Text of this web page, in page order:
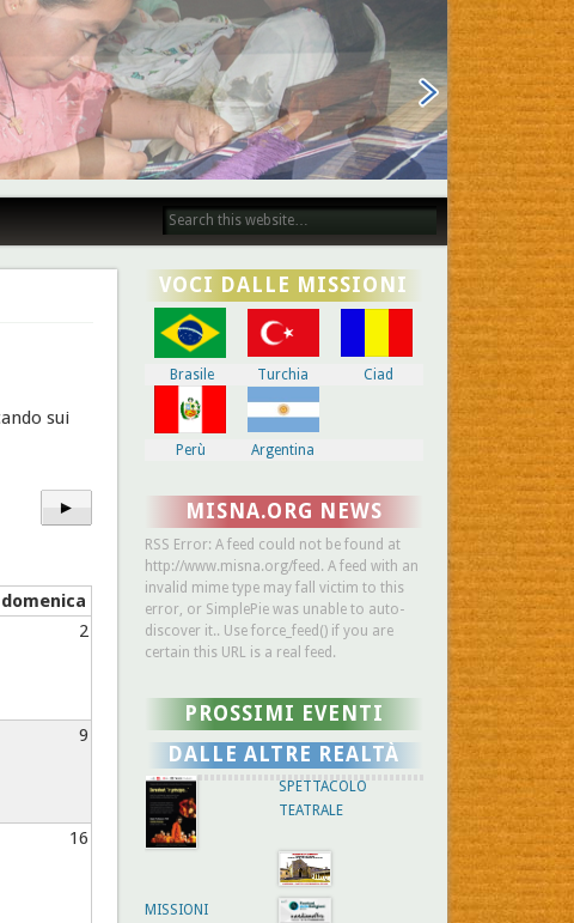
sui
►
domenica
2
9
16
VOCI DALLE MISSIONI
Brasile Turchia Ciad
Perù Argentina
MISNA.ORG NEWS
RSS Error: A feed could not be found at
http://www.misna.org/feed. A feed with an
invalid mime type may fall victim to this
error, or SimplePie was unable to auto-
discover it.. Use force_feed() if you are
certain this URL is a real feed.
PROSSIMI EVENTI
DALLE ALTRE REALTÀ
SPETTACOLO
TEATRALE
MISSIONI